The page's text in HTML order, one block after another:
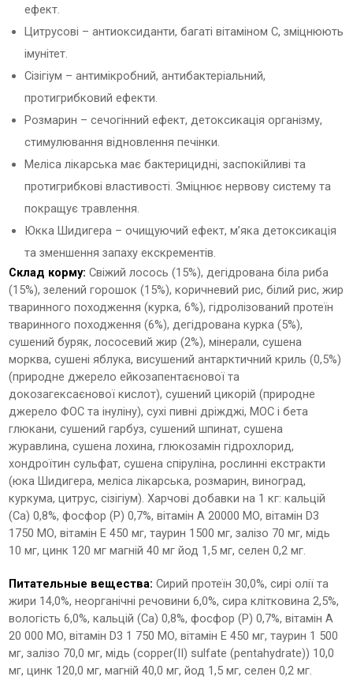
ефект.
Цитрусові – антиоксиданти, багаті вітаміном С, зміцнюють
імунітет.
Сізігіум – антимікробний, антибактеріальний,
протигрибковий ефекти.
Розмарин – сечогінний ефект, детоксикація організму,
стимулювання відновлення печінки.
Меліса лікарська має бактерицидні, заспокійливі та
протигрибкові властивості. Зміцнює нервову систему та
покращує травлення.
Юкка Шидигера – очищуючий ефект, м’яка детоксикація
та зменшення запаху екскрементів.
Склад корму: Свіжий лосось (15%), дегідрована біла риба
(15%), зелений горошок (15%), коричневий рис, білий рис, жир
тваринного походження (курка, 6%), гідролізований протеїн
тваринного походження (6%), дегідрована курка (5%),
сушений буряк, лососевий жир (2%), мінерали, сушена
морква, сушені яблука, висушений антарктичний криль (0,5%)
(природне джерело ейкозапентаєнової та
докозагексаєнової кислот), сушений цикорій (природне
джерело ФОС та інуліну), сухі пивні дріжджі, МОС і бета
глюкани, сушений гарбуз, сушений шпинат, сушена
журавлина, сушена лохина, глюкозамін гідрохлорид,
хондроїтин сульфат, сушена спіруліна, рослинні екстракти
(юка Шидигера, меліса лікарська, розмарин, виноград,
куркума, цитрус, сізігіум). Харчові добавки на 1 кг: кальцій
(Ca) 0,8%, фосфор (P) 0,7%, вітамін A 20000 МО, вітамін D3
1750 МО, вітамін E 450 мг, таурин 1500 мг, залізо 70 мг, мідь
10 мг, цинк 120 мг магній 40 мг йод 1,5 мг, селен 0,2 мг.
Питательные вещества: Сирий протеїн 30,0%, сирі олії та
жири 14,0%, неорганічні речовини 6,0%, сира клітковина 2,5%,
вологість 6,0%, кальцій (Ca) 0,8%, фосфор (P) 0,7%, вітамін A
20 000 МО, вітамін D3 1 750 МО, вітамін E 450 мг, таурин 1 500
мг, залізо 70,0 мг, мідь (copper(II) sulfate (pentahydrate)) 10,0
мг, цинк 120,0 мг, магній 40,0 мг, йод 1,5 мг, селен 0,2 мг.